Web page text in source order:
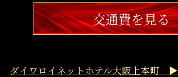
交通費を見る
ダイワロイネットホテル大阪上本町 ▶